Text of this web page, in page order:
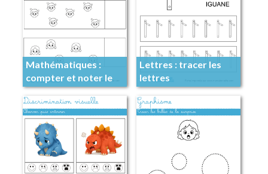
Mathématiques :
compter et noter le
nombre
Lettres : tracer les
lettres